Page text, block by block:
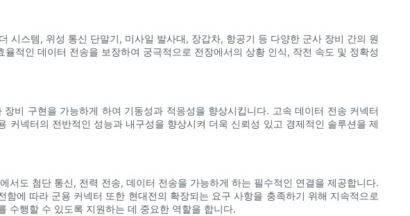
스템, 위성 통신 단말기, 미사일 발사대, 장갑차, 항공기 등 다양한 군사 장비 간의 원
적인 데이터 전송을 보장하여 궁극적으로 전장에서의 상황 인식, 작전 속도 및 정확성
비 구현을 가능하게 하여 기동성과 적응성을 향상시킵니다. 고속 데이터 전송 커넥터
넥터의 전반적인 성능과 내구성을 향상시켜 더욱 신뢰성 있고 경제적인 솔루션을 제
도 첨단 통신, 전력 전송, 데이터 전송을 가능하게 하는 필수적인 연결을 제공합니다.
에 따라 군용 커넥터 또한 현대전의 확장되는 요구 사항을 충족하기 위해 지속적으로
수행할 수 있도록 지원하는 데 중요한 역할을 합니다.